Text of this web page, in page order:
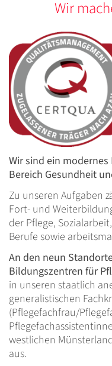
Wir
Wir sind ein
Bereich Gesundheit
Zu unseren Aufgaben
Fort- und
der Pflege,
Berufe sowie
An den neun
Bildungszentren für
in unseren staatlich
generalistischen
(Pflegefachfrau/
westlichen
aus.